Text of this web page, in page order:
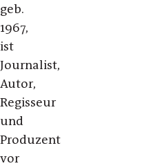
geb.
1967,
ist
Journalist,
Autor,
Regisseur
und
Produzent
vor